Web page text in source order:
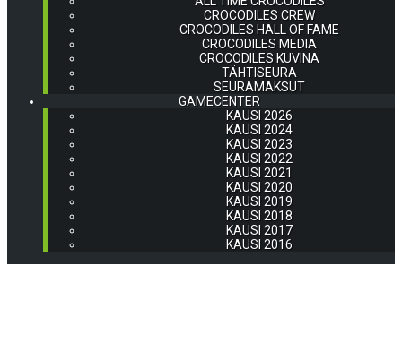
CROCODILES CREW
CROCODILES HALL OF FAME
CROCODILES MEDIA
CROCODILES KUVINA
TÄHTISEURA
SEURAMAKSUT
GAMECENTER
KAUSI 2026
KAUSI 2024
KAUSI 2023
KAUSI 2022
KAUSI 2021
KAUSI 2020
KAUSI 2019
KAUSI 2018
KAUSI 2017
KAUSI 2016